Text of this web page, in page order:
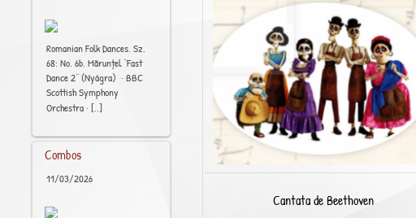
Romanian Folk Dances, Sz.
68: No. 6b, Mărunțel “Fast
Dance 2” (Nyágra) · BBC
Scottish Symphony
Orchestra · [..]
Combos
11/03/2026
Cantata de Beethoven